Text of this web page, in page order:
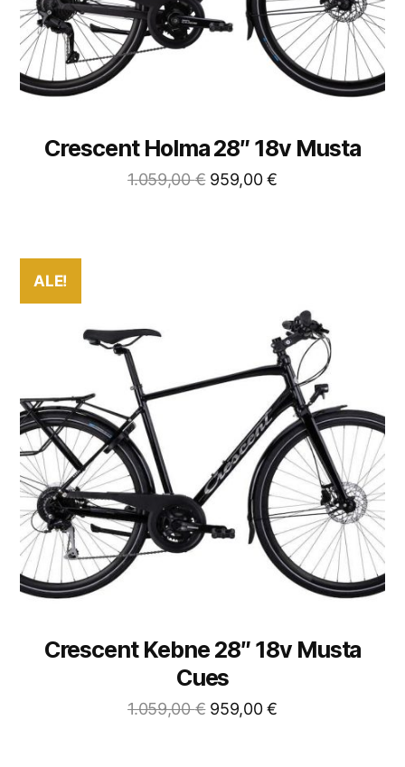
Crescent Holma 28″ 18v Musta
1.059,00€ 959,00€
ALE!
Crescent Kebne 28″ 18v Musta
Cues
1.059,00€ 959,00€